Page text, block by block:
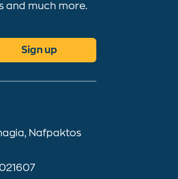
and much more.
Sign up
Nafpaktos